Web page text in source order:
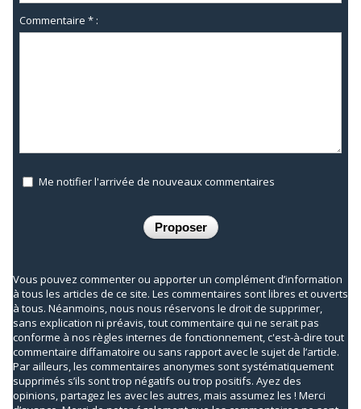
Commentaire * :
Me notifier l'arrivée de nouveaux commentaires
Vous pouvez commenter ou apporter un complément d’information
à tous les articles de ce site. Les commentaires sont libres et ouverts
à tous. Néanmoins, nous nous réservons le droit de supprimer,
sans explication ni préavis, tout commentaire qui ne serait pas
conforme à nos règles internes de fonctionnement, c'est-à-dire tout
commentaire diffamatoire ou sans rapport avec le sujet de l’article.
Par ailleurs, les commentaires anonymes sont systématiquement
supprimés s’ils sont trop négatifs ou trop positifs. Ayez des
opinions, partagez les avec les autres, mais assumez les ! Merci